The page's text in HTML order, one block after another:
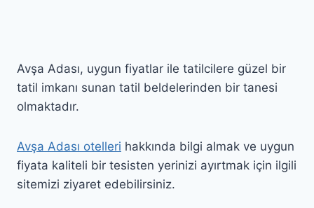
Avşa Adası, uygun fiyatlar ile tatilcilere güzel bir
tatil imkanı sunan tatil beldelerinden bir tanesi
olmaktadır.
Avşa Adası otelleri hakkında bilgi almak ve uygun
fiyata kaliteli bir tesisten yerinizi ayırtmak için ilgili
sitemizi ziyaret edebilirsiniz.